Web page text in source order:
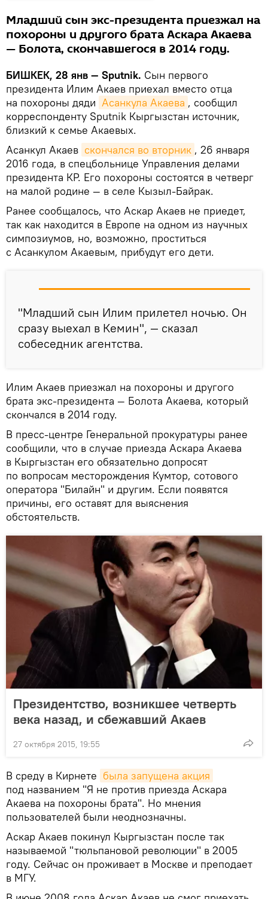
Младший сын экс-президента приезжал на
похороны и другого брата Аскара Акаева
— Болота, скончавшегося в 2014 году.
БИШКЕК, 28 янв — Sputnik. Сын первого
президента Илим Акаев приехал вместо отца
на похороны дяди Асанкула Акаева , сообщил
корреспонденту Sputnik Кыргызстан источник,
близкий к семье Акаевых.
Асанкул Акаев скончался во вторник , 26 января
2016 года, в спецбольнице Управления делами
президента КР. Его похороны состоятся в четверг
на малой родине — в селе Кызыл-Байрак.
Ранее сообщалось, что Аскар Акаев не приедет,
так как находится в Европе на одном из научных
симпозиумов, но, возможно, проститься
с Асанкулом Акаевым, прибудут его дети.
"Младший сын Илим прилетел ночью. Он
сразу выехал в Кемин", — сказал
собеседник агентства.
Илим Акаев приезжал на похороны и другого
брата экс-президента — Болота Акаева, который
скончался в 2014 году.
В пресс-центре Генеральной прокуратуры ранее
сообщили, что в случае приезда Аскара Акаева
в Кыргызстан его обязательно допросят
по вопросам месторождения Кумтор, сотового
оператора "Билайн" и другим. Если появятся
причины, его оставят для выяснения
обстоятельств.
Президентство, возникшее четверть
века назад, и сбежавший Акаев
27 октября 2015, 19:55
В среду в Кирнете была запущена акция
под названием "Я не против приезда Аскара
Акаева на похороны брата". Но мнения
пользователей были неоднозначны.
Аскар Акаев покинул Кыргызстан после так
называемой "тюльпановой революции" в 2005
году. Сейчас он проживает в Москве и преподает
в МГУ.